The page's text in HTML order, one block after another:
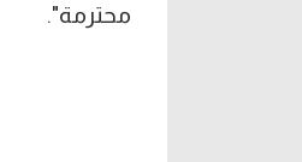
محترمة".